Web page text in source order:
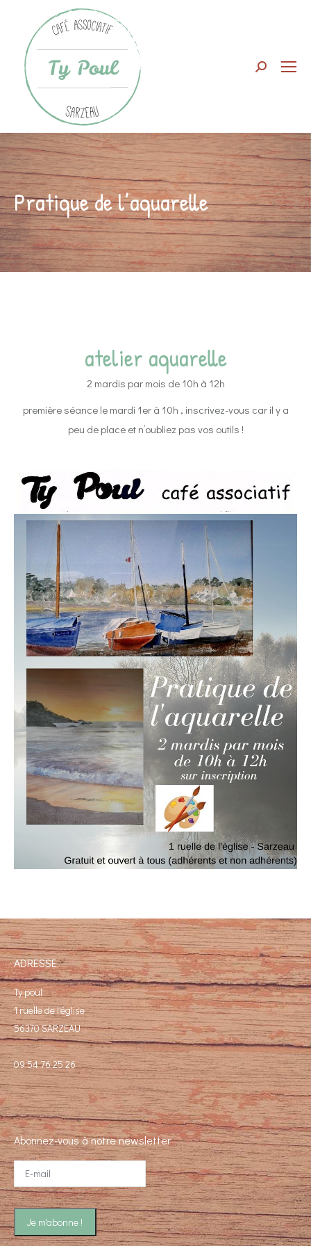
Search:
Pratique de l’aquarelle
atelier aquarelle
2 mardis par mois de 10h à 12h
première séance le mardi 1er à 10h , inscrivez-vous car il y a
peu de place et n’oubliez pas vos outils !
ADRESSE
Ty poul
1 ruelle de l'église
56370 SARZEAU
09 54 76 25 26
Abonnez-vous à notre newsletter